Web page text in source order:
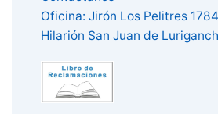
Oficina: Jirón Los Pelitres
Hilarión San Juan de